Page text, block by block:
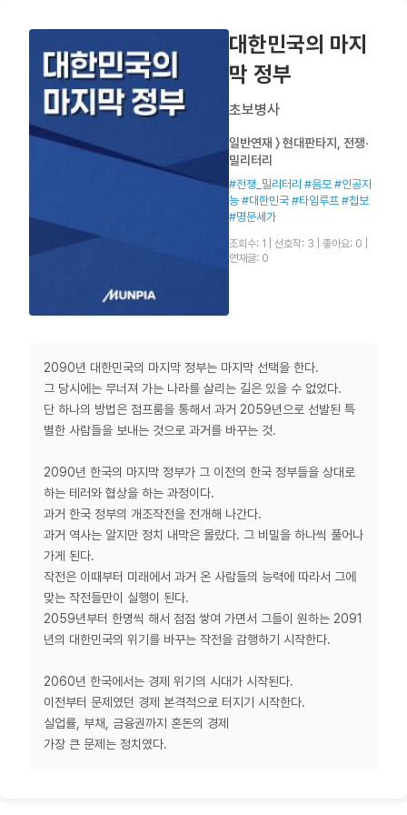
대한민국의 마지
막 정부
초보병사
일반연재 〉 현대판타지, 전쟁·
밀리터리
#전쟁_밀리터리 #음모 #인공지
능 #대한민국 #타임루프 #첩보
#명문세가
조회수: 1 선호작: 3 좋아요: 0
연재글: 0
2090년 대한민국의 마지막 정부는 마지막 선택을 한다.
그 당시에는 무너져 가는 나라를 살리는 길은 있을 수 없었다.
단 하나의 방법은 점프룸을 통해서 과거 2059년으로 선발된 특
별한 사람들을 보내는 것으로 과거를 바꾸는 것.
2090년 한국의 마지막 정부가 그 이전의 한국 정부들을 상대로
하는 테러와 협상을 하는 과정이다.
과거 한국 정부의 개조작전을 전개해 나간다.
과거 역사는 알지만 정치 내막은 몰랐다. 그 비밀을 하나씩 풀어나
가게 된다.
작전은 이때부터 미래에서 과거 온 사람들의 능력에 따라서 그에
맞는 작전들만이 실행이 된다.
2059년부터 한명씩 해서 점점 쌓여 가면서 그들이 원하는 2091
년의 대한민국의 위기를 바꾸는 작전을 감행하기 시작한다.
2060년 한국에서는 경제 위기의 시대가 시작된다.
이전부터 문제였던 경제 본격적으로 터지기 시작한다.
실업률, 부채, 금융권까지 혼돈의 경제
가장 큰 문제는 정치였다.